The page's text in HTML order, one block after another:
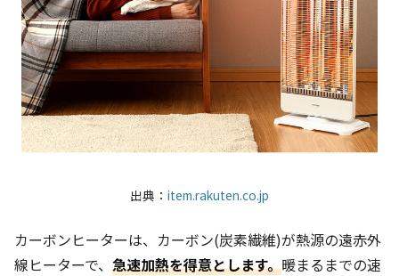
出典： item.rakuten.co.jp
カーボンヒーターは、カーボン(炭素繊維)が熱源の遠赤外
線ヒーターで、 急速加熱を得意とします。暖まるまでの速